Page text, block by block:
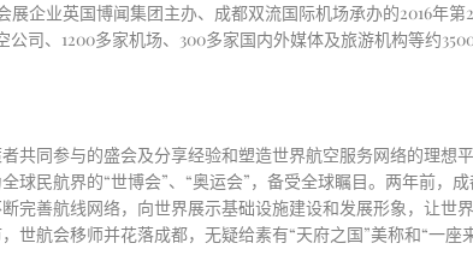
展企业英国博闻集团主办、成都双流国际机场承办的2016年
司、1200多家机场、300多家国内外媒体及旅游机构等约
共同参与的盛会及分享经验和塑造世界航空服务网络的理想
民航界的“世博会”、“奥运会”，备受全球瞩目。两年前，
完善航线网络，向世界展示基础设施建设和发展形象，让世
航会移师并花落成都，无疑给素有“天府之国”美称和“一座